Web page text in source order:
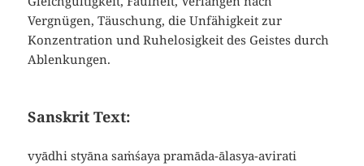
Vergnügen, Täuschung, die Unfähigkeit zur
Konzentration und Ruhelosigkeit des Geistes durch
Ablenkungen.
Sanskrit Text:
vyādhi styāna saṁśaya pramāda-ālasya-avirati